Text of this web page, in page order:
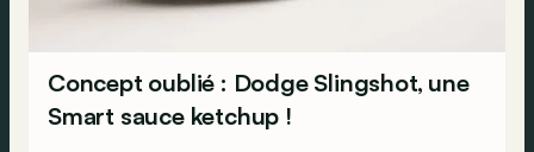
Concept oublié : Dodge Slingshot, une
Smart sauce ketchup !